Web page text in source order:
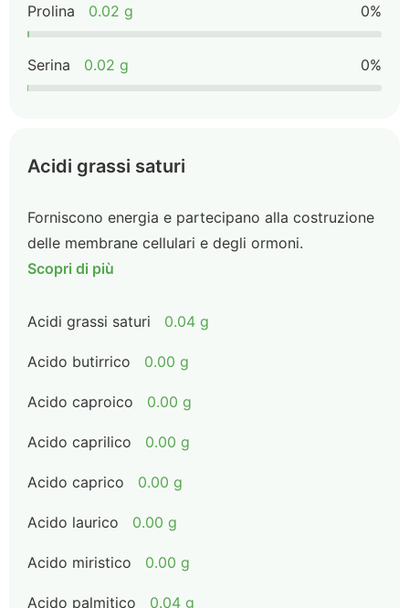
Prolina 0.02 g 0%
Serina 0.02 g 0%
Acidi grassi saturi
Forniscono energia e partecipano alla costruzione
delle membrane cellulari e degli ormoni.
Scopri di più
Acidi grassi saturi 0.04 g
Acido butirrico 0.00 g
Acido caproico 0.00 g
Acido caprilico 0.00 g
Acido caprico 0.00 g
Acido laurico 0.00 g
Acido miristico 0.00 g
Acido palmitico 0.04 g